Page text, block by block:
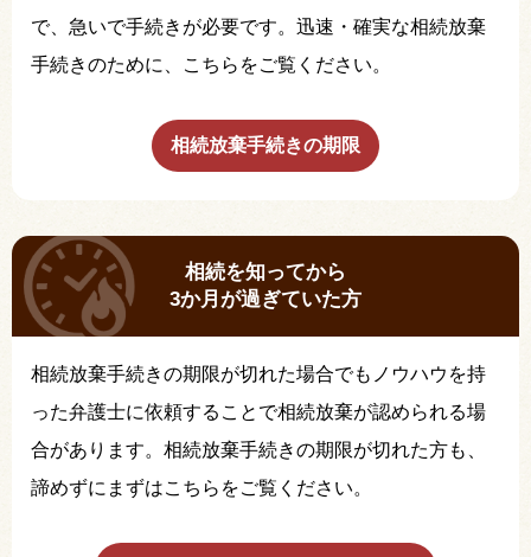
で、急いで手続きが必要です。迅速・確実な相続放棄
手続きのために、こちらをご覧ください。
相続放棄手続きの期限
相続を知ってから
3か月が過ぎていた方
相続放棄手続きの期限が切れた場合でもノウハウを持
った弁護士に依頼することで相続放棄が認められる場
合があります。相続放棄手続きの期限が切れた方も、
諦めずにまずはこちらをご覧ください。